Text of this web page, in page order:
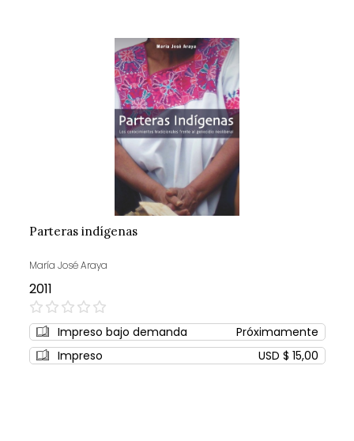
Parteras indígenas
María José Araya
2011
0%
Impreso bajo demanda
Próximamente
Impreso
USD $ 15,00